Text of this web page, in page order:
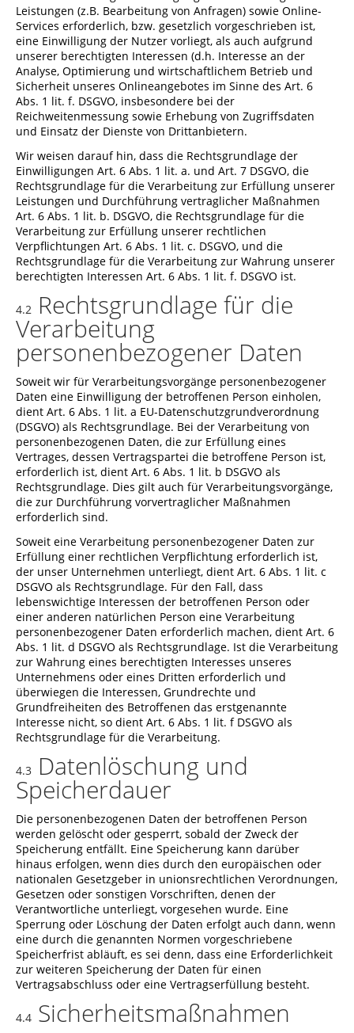
Leistungen (z.B. Bearbeitung von Anfragen) sowie Online-
Services erforderlich, bzw. gesetzlich vorgeschrieben ist,
eine Einwilligung der Nutzer vorliegt, als auch aufgrund
unserer berechtigten Interessen (d.h. Interesse an der
Analyse, Optimierung und wirtschaftlichem Betrieb und
Sicherheit unseres Onlineangebotes im Sinne des Art. 6
Abs. 1 lit. f. DSGVO, insbesondere bei der
Reichweitenmessung sowie Erhebung von Zugriffsdaten
und Einsatz der Dienste von Drittanbietern.
Wir weisen darauf hin, dass die Rechtsgrundlage der
Einwilligungen Art. 6 Abs. 1 lit. a. und Art. 7 DSGVO, die
Rechtsgrundlage für die Verarbeitung zur Erfüllung unserer
Leistungen und Durchführung vertraglicher Maßnahmen
Art. 6 Abs. 1 lit. b. DSGVO, die Rechtsgrundlage für die
Verarbeitung zur Erfüllung unserer rechtlichen
Verpflichtungen Art. 6 Abs. 1 lit. c. DSGVO, und die
Rechtsgrundlage für die Verarbeitung zur Wahrung unserer
berechtigten Interessen Art. 6 Abs. 1 lit. f. DSGVO ist.
4.2 Rechtsgrundlage für die
Verarbeitung
personenbezogener Daten
Soweit wir für Verarbeitungsvorgänge personenbezogener
Daten eine Einwilligung der betroffenen Person einholen,
dient Art. 6 Abs. 1 lit. a EU-Datenschutzgrundverordnung
(DSGVO) als Rechtsgrundlage. Bei der Verarbeitung von
personenbezogenen Daten, die zur Erfüllung eines
Vertrages, dessen Vertragspartei die betroffene Person ist,
erforderlich ist, dient Art. 6 Abs. 1 lit. b DSGVO als
Rechtsgrundlage. Dies gilt auch für Verarbeitungsvorgänge,
die zur Durchführung vorvertraglicher Maßnahmen
erforderlich sind.
Soweit eine Verarbeitung personenbezogener Daten zur
Erfüllung einer rechtlichen Verpflichtung erforderlich ist,
der unser Unternehmen unterliegt, dient Art. 6 Abs. 1 lit. c
DSGVO als Rechtsgrundlage. Für den Fall, dass
lebenswichtige Interessen der betroffenen Person oder
einer anderen natürlichen Person eine Verarbeitung
personenbezogener Daten erforderlich machen, dient Art. 6
Abs. 1 lit. d DSGVO als Rechtsgrundlage. Ist die Verarbeitung
zur Wahrung eines berechtigten Interesses unseres
Unternehmens oder eines Dritten erforderlich und
überwiegen die Interessen, Grundrechte und
Grundfreiheiten des Betroffenen das erstgenannte
Interesse nicht, so dient Art. 6 Abs. 1 lit. f DSGVO als
Rechtsgrundlage für die Verarbeitung.
4.3 Datenlöschung und
Speicherdauer
Die personenbezogenen Daten der betroffenen Person
werden gelöscht oder gesperrt, sobald der Zweck der
Speicherung entfällt. Eine Speicherung kann darüber
hinaus erfolgen, wenn dies durch den europäischen oder
nationalen Gesetzgeber in unionsrechtlichen Verordnungen,
Gesetzen oder sonstigen Vorschriften, denen der
Verantwortliche unterliegt, vorgesehen wurde. Eine
Sperrung oder Löschung der Daten erfolgt auch dann, wenn
eine durch die genannten Normen vorgeschriebene
Speicherfrist abläuft, es sei denn, dass eine Erforderlichkeit
zur weiteren Speicherung der Daten für einen
Vertragsabschluss oder eine Vertragserfüllung besteht.
4.4 Sicherheitsmaßnahmen